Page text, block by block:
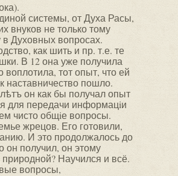
системы, от Духа Расы,
внуков не только тому
Духовных вопросах.
как шить и пр. т.е. те
В 12 она уже получила
тот опыт, что ей
наставничество пошло.
он как бы получал опыт
для передачи информацiи
чисто общiе вопросы.
жрецов. Его готовили,
И это продолжалось до
он получил, он этому
Научился и всё.
вопросы,